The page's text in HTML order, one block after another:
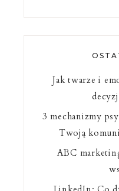
Jak twarze i
3 mechanizmy
Twoją
ABC